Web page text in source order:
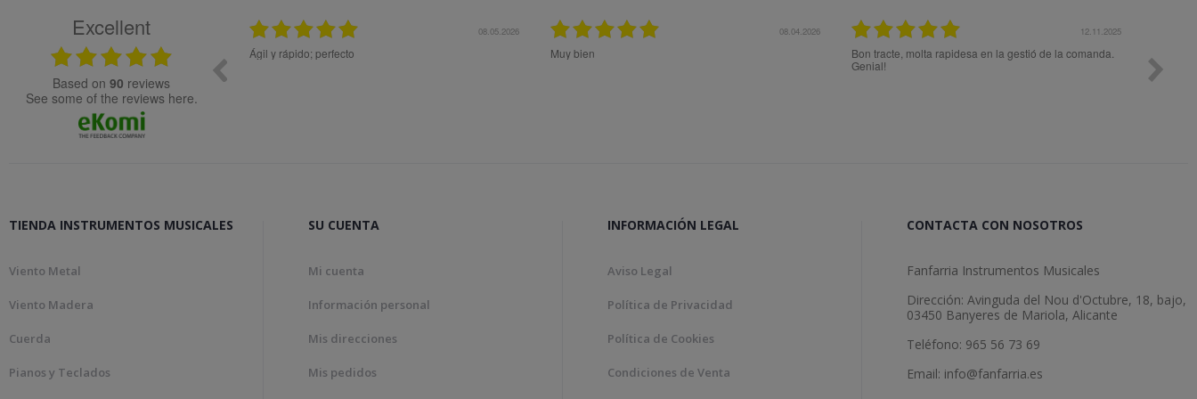
Excellent
based on 90 reviews
see some of the reviews here.
precio y el material de muy buena calidad.
08.05.2026
Ágil y rápido; perfecto
08.04.2026
Muy bien
12.11.2025
Bon tracte, molta rapidesa en la gestió de la comanda.
Genial!
TIENDA INSTRUMENTOS MUSICALES
Viento Metal
Viento Madera
Cuerda
Pianos y Teclados
SU CUENTA
Mi cuenta
Información personal
Mis direcciones
Mis pedidos
INFORMACIÓN LEGAL
Aviso Legal
Política de Privacidad
Política de Cookies
Condiciones de Venta
CONTACTA CON NOSOTROS
Fanfarria Instrumentos Musicales
Dirección: Avinguda del Nou d'Octubre, 18, bajo,
03450 Banyeres de Mariola, Alicante
Teléfono: 965 56 73 69
Email: info@fanfarria.es